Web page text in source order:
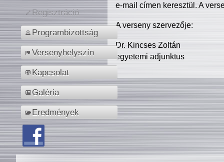
Regisztráció
Programbizottság
Versenyhelyszín
Kapcsolat
Galéria
Eredmények
e-mail címen keresztül. A
A verseny szervezője:
Dr. Kincses Zoltán
egyetemi adjunktus